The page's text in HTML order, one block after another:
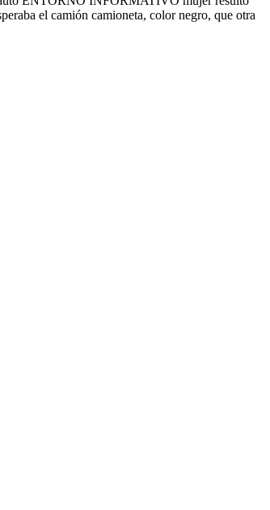
el camión camioneta, color negro, que otra